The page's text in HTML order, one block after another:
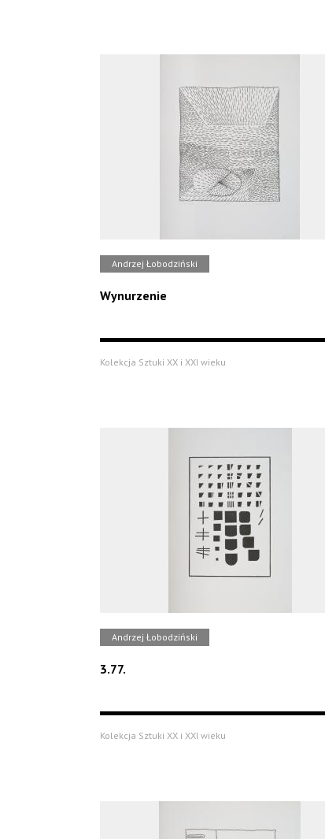
Andrzej Łobodziński
Wynurzenie
Kolekcja Sztuki XX i XXI wieku
Andrzej Łobodziński
3.77.
Kolekcja Sztuki XX i XXI wieku